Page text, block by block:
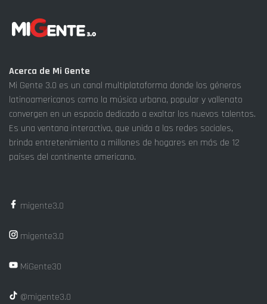
Acerca de Mi Gente
Mi Gente 3.0 es un canal multiplataforma donde los géneros
latinoamericanos como la música urbana, popular y vallenato
convergen en un espacio dedicado a exaltar los nuevos talentos.
Es una ventana interactiva, que unida a las redes sociales,
brinda entretenimiento a millones de hogares en más de 12
países del continente americano.
migente3.0
migente3.0
MiGente30
@migente3.0